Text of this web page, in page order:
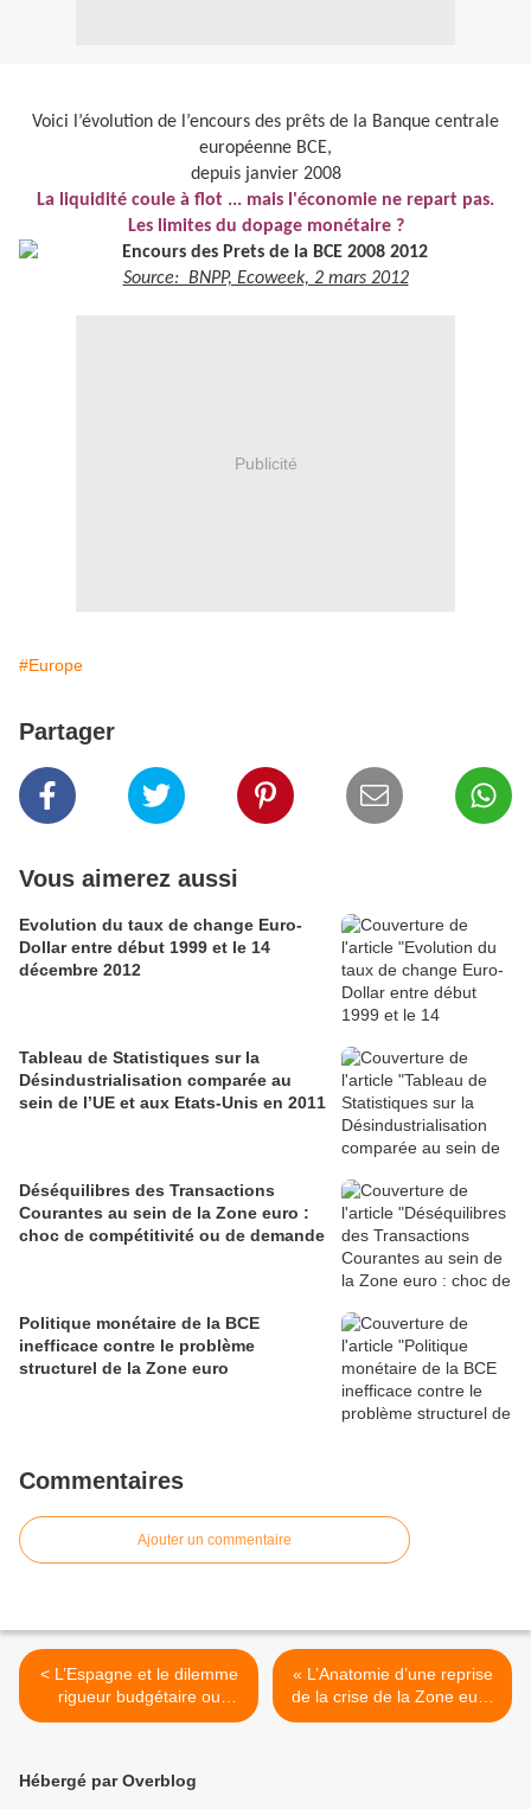
Voici l’évolution de l’encours des prêts de la Banque centrale
européenne BCE,
depuis janvier 2008
La liquidité coule à flot ... mais l'économie ne repart pas.
Les limites du dopage monétaire ?
Source: BNPP, Ecoweek, 2 mars 2012
Publicité
#Europe
Partager
Vous aimerez aussi
Evolution du taux de change Euro-
Dollar entre début 1999 et le 14
décembre 2012
Tableau de Statistiques sur la
Désindustrialisation comparée au
sein de l’UE et aux Etats-Unis en 2011
Déséquilibres des Transactions
Courantes au sein de la Zone euro :
choc de compétitivité ou de demande
Politique monétaire de la BCE
inefficace contre le problème
structurel de la Zone euro
Commentaires
Ajouter un commentaire
< L’Espagne et le dilemme
rigueur budgétaire ou
croissance
« L’Anatomie d’une reprise
de la crise de la Zone euro
» de Patrick ARTUS >
Hébergé par Overblog